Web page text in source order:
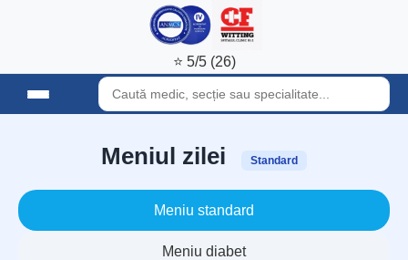
⭐ 5/5 (26)
Meniul zilei Standard
Meniu standard
Meniu diabet